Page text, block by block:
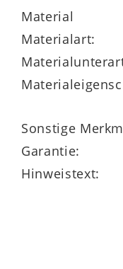
Germany
ermöglicht.
großen
von
Forstwirtschaft
Material
Materialart:
Sonstige
Garantie:
Hinweistext: